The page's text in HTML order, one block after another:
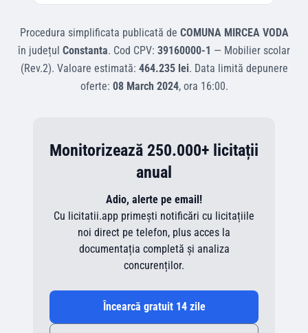
Procedura simplificata publicată de COMUNA MIRCEA VODA
în județul Constanta. Cod CPV: 39160000-1 — Mobilier scolar
(Rev.2). Valoare estimată: 464.235 lei. Data limită depunere
oferte: 08 March 2024, ora 16:00.
Monitorizează 250.000+ licitații
anual
Adio, alerte pe email!
Cu licitatii.app primești notificări cu licitațiile
noi direct pe telefon, plus acces la
documentația completă și analiza
concurenților.
Încearcă gratuit 14 zile